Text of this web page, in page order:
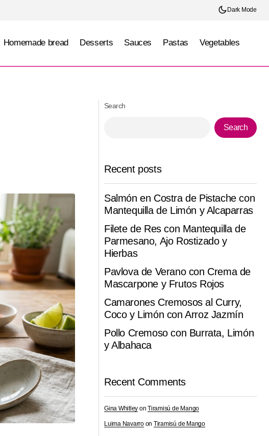
Dark Mode
Homemade bread Desserts Sauces Pastas Vegetables
Search
Search
Recent posts
Salmón en Costra de Pistache con
Mantequilla de Limón y Alcaparras
Filete de Res con Mantequilla de
Parmesano, Ajo Rostizado y
Hierbas
Pavlova de Verano con Crema de
Mascarpone y Frutos Rojos
Camarones Cremosos al Curry,
Coco y Limón con Arroz Jazmín
Pollo Cremoso con Burrata, Limón
y Albahaca
Recent Comments
Gina Whitley onTiramisú de Mango
Luima Navarroon Tiramisú de Mango